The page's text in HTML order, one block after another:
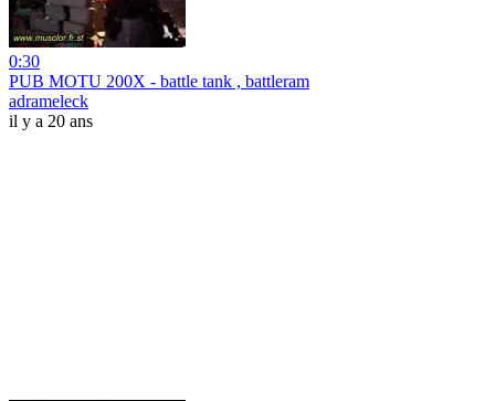
0:30
PUB MOTU 200X - battle tank , battleram
adrameleck
il y a 20 ans